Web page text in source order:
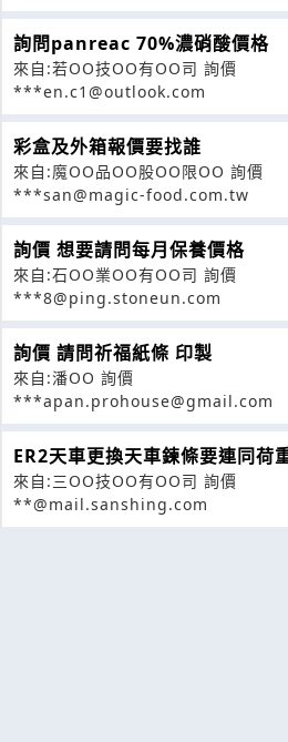
詢問panreac 70%濃硝酸價格
來自:若OO技OO有OO司 詢價
***en.c1@outlook.com
彩盒及外箱報價要找誰
來自:魔OO品OO股OO限OO 詢價
***san@magic-food.com.tw
詢價 想要請問每月保養價格
來自:石OO業OO有OO司 詢價
***8@ping.stoneun.com
詢價 請問祈福紙條 印製
來自:潘OO 詢價
***apan.prohouse@gmail.com
ER2天車更換天車鍊條要連同荷
來自:三OO技OO有OO司 詢價
**@mail.sanshing.com